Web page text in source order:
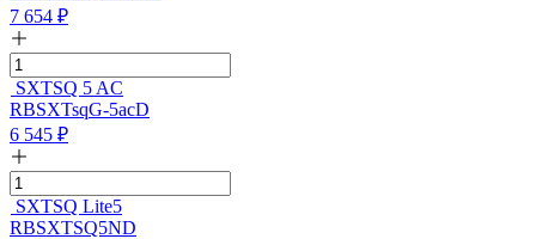
7 654 ₽
SXTSQ 5 AC
RBSXTsqG-5acD
6 545 ₽
SXTSQ Lite5
RBSXTSQ5ND